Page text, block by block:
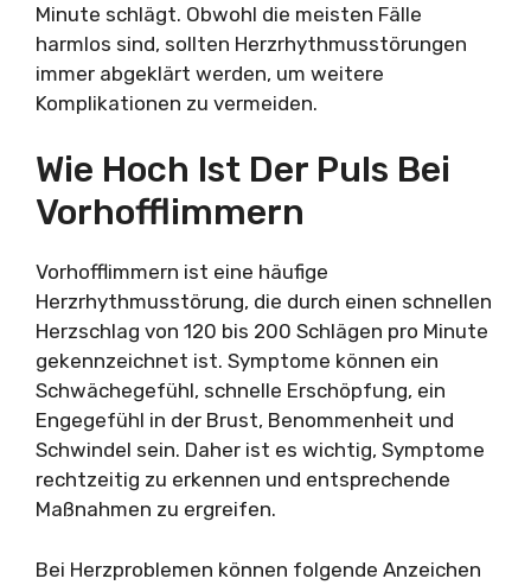
Minute schlägt. Obwohl die meisten Fälle
harmlos sind, sollten Herzrhythmusstörungen
immer abgeklärt werden, um weitere
Komplikationen zu vermeiden.
Wie Hoch Ist Der Puls Bei
Vorhofflimmern
Vorhofflimmern ist eine häufige
Herzrhythmusstörung, die durch einen schnellen
Herzschlag von 120 bis 200 Schlägen pro Minute
gekennzeichnet ist. Symptome können ein
Schwächegefühl, schnelle Erschöpfung, ein
Engegefühl in der Brust, Benommenheit und
Schwindel sein. Daher ist es wichtig, Symptome
rechtzeitig zu erkennen und entsprechende
Maßnahmen zu ergreifen.
Bei Herzproblemen können folgende Anzeichen